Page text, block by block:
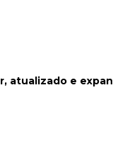
atualizado e